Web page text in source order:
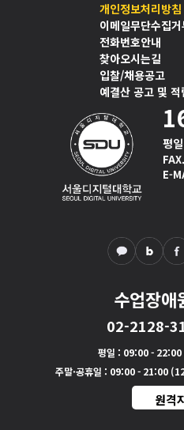
개인정보처리방침
이메일무단수집거
전화번호안내
찾아오시는길
입찰/채용공고
예결산 공고 및
평
E-
수업장애
02-2128-
평일 : 09:00 - 22:00
주말·공휴일 : 09:00 - 21:00
원격